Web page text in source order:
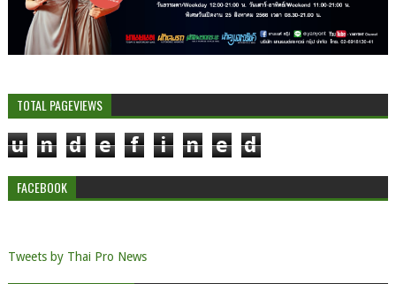
TOTAL PAGEVIEWS
u n d e f i n e d
FACEBOOK
Tweets by Thai Pro News